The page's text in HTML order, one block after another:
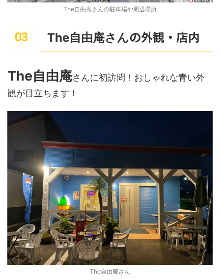
The自由庵さんの駐車場や周辺場所
The自由庵さんの外観・店内
The自由庵さんに初訪問！おしゃれな青い外
観が目立ちます！
The自由庵さん